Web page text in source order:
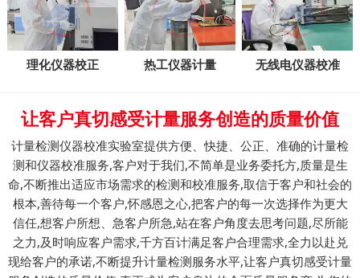
理化仪器校正 热工仪器计量 无线电仪器校准
让客户真切感受计量服务创造的质量价值
计量检测仪器校准实验室提供方便、快捷、公正、准确的计量检
测和仪器校准服务,客户对于我们,不简单是业务委托方,质量是生
命,不断推出适应市场需求的检测和校准服务,取信于客户和社会的
根本,善待每一个客户,怀感恩之心,把客户的每一次选择作为更大
信任,想客户所想、急客户所急,站在客户角度去思考问题,尽所能
之力,及时响应客户需求,千方百计满足客户合理需求,全力以赴兑
现给客户的承诺,不断提升计量检测服务水平,让客户真切感受计量